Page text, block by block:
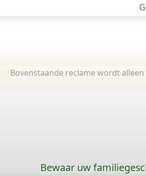
Bovenstaande reclame wordt
Bewaar uw